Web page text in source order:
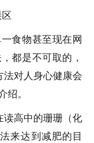
食物甚至现在网
都是不可取的，
对人身心健康会
绍。
读高中的珊珊（化
来达到减肥的目